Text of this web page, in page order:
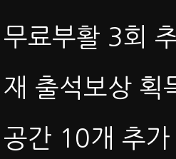
료부활 3회
출석보상 획
간 10개 추가